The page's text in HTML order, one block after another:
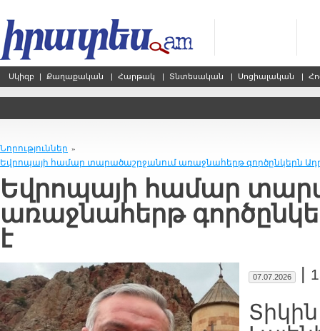
Սկիզբ | Քաղաքական | Հարթակ | Տնտեսական | Սոցիալական |
Նորություններ »
Եվրոպայի համար տարածաշրջանում առաջնահերթ գործընկերն
Եվրոպայի համար
առաջնահերթ
է
07.07.2026